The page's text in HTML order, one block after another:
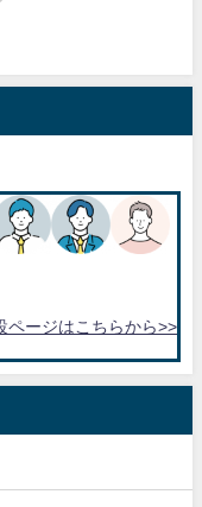
ページはこちらから>>